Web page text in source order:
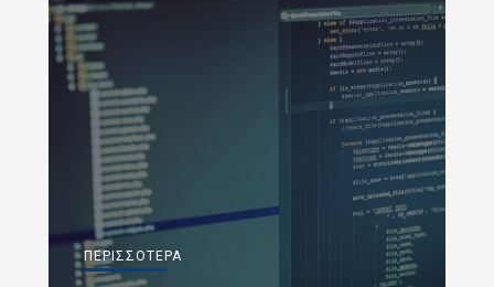
ΠΕΡΙΣΣΌΤΕΡΑ